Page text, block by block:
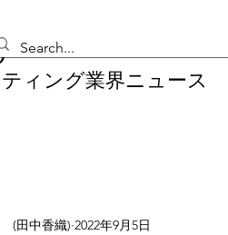
ィング業界ニュース
(田中香織) 2022年9月5日